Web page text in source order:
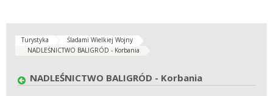
Turystyka
Śladami Wielkiej Wojny
NADLEŚNICTWO BALIGRÓD - Korbania
NADLEŚNICTWO BALIGRÓD - Korbania